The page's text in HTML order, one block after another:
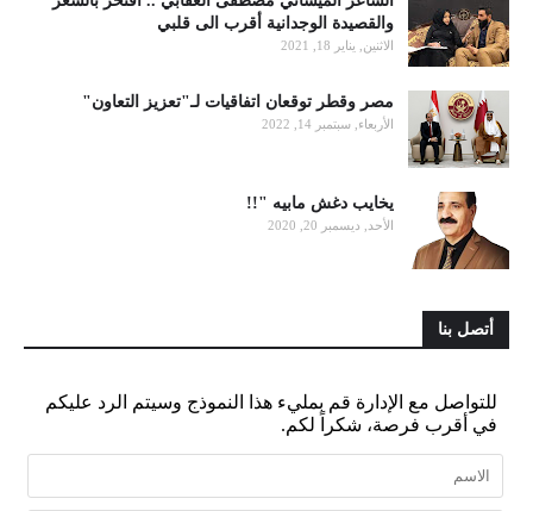
والقصيدة الوجدانية أقرب الى قلبي
الاثنين, يناير 18, 2021
مصر وقطر توقعان اتفاقيات لـ"تعزيز التعاون"
الأربعاء, سبتمبر 14, 2022
يخايب دغش مابيه "!!
الأحد, ديسمبر 20, 2020
أتصل بنا
للتواصل مع الإدارة قم بمليء هذا النموذج وسيتم الرد عليكم
في أقرب فرصة، شكراً لكم.